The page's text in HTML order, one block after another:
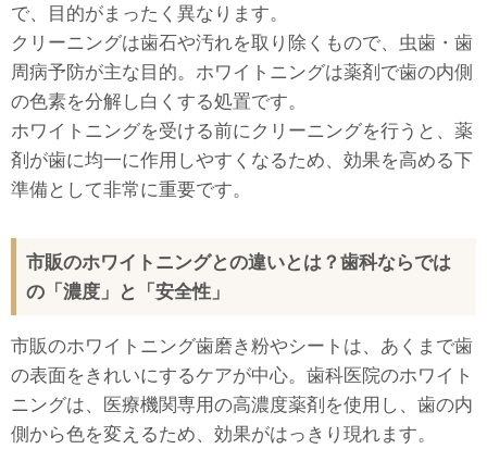
で、目的がまったく異なります。
クリーニングは歯石や汚れを取り除くもので、虫歯・歯
周病予防が主な目的。ホワイトニングは薬剤で歯の内側
の色素を分解し白くする処置です。
ホワイトニングを受ける前にクリーニングを行うと、薬
剤が歯に均一に作用しやすくなるため、効果を高める下
準備として非常に重要です。
市販のホワイトニングとの違いとは？歯科ならでは
の「濃度」と「安全性」
市販のホワイトニング歯磨き粉やシートは、あくまで歯
の表面をきれいにするケアが中心。歯科医院のホワイト
ニングは、医療機関専用の高濃度薬剤を使用し、歯の内
側から色を変えるため、効果がはっきり現れます。